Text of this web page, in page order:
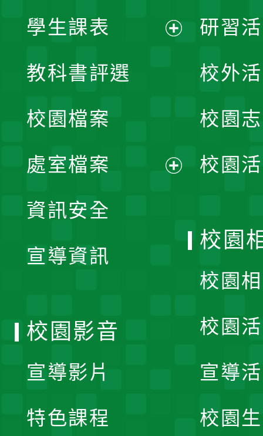
學生課表
單
教科書評選
校園檔案
處室檔案
資訊安全
宣導資訊
研習
校外
校園
校園
校園
校園
校園
宣導
校園
校園影音
宣導影片
特色課程